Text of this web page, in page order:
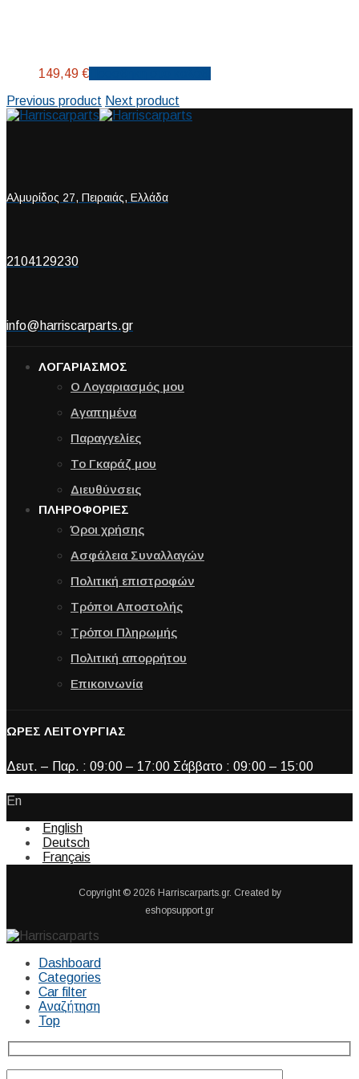
149,49 €
Previous product Next product
Αλμυρίδος 27, Πειραιάς, Ελλάδα
2104129230
info@harriscarparts.gr
ΛΟΓΑΡΙΑΣΜΟΣ
Ο Λογαριασμός μου
Αγαπημένα
Παραγγελίες
Το Γκαράζ μου
Διευθύνσεις
ΠΛΗΡΟΦΟΡΙΕΣ
Όροι χρήσης
Ασφάλεια Συναλλαγών
Πολιτική επιστροφών
Τρόποι Αποστολής
Τρόποι Πληρωμής
Πολιτική απορρήτου
Επικοινωνία
ΩΡΕΣ ΛΕΙΤΟΥΡΓΙΑΣ
Δευτ. – Παρ. : 09:00 – 17:00 Σάββατο : 09:00 – 15:00
En
English
Deutsch
Français
Copyright © 2026 Harriscarparts.gr. Created by
eshopsupport.gr
Dashboard
Categories
Car filter
Αναζήτηση
Top